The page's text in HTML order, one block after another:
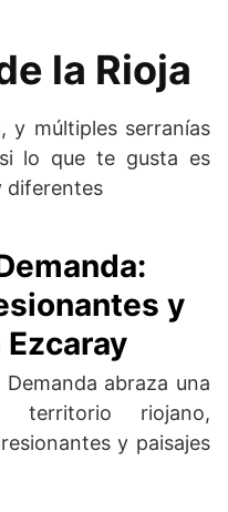
la Rioja
y múltiples serranías
lo que te gusta es
diferentes
y
abraza una
territorio riojano,
y paisajes